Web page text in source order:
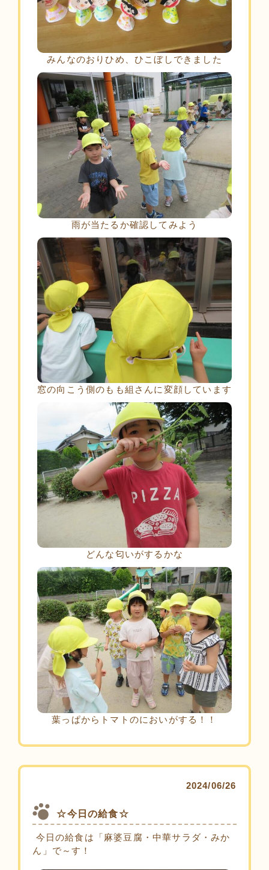
みんなのおりひめ、ひこぼしできました
雨が当たるか確認してみよう
窓の向こう側のもも組さんに変顔しています
どんな匂いがするかな
葉っぱからトマトのにおいがする！！
2024/06/26
☆今日の給食☆
今日の給食は「麻婆豆腐・中華サラダ・みか
ん」で～す！